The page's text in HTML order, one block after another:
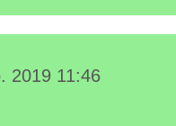
2019 11:46